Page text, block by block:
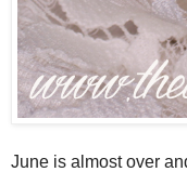
June is almost over